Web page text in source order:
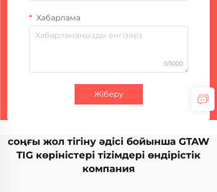
Хабарлама
0/1000
Жіберу
соңғы жол тігіну әдісі бойынша GTAW
TIG көріністері тizімдері өндірістік
компания